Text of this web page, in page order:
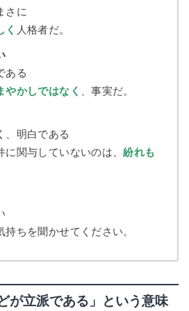
さに
く 人格者だ。
ある
やかしではなく 、事実だ。
、明白である
に関与していないのは、紛れも
持ちを聞かせてください。
が立派である」という意味